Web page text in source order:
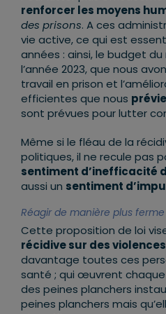
renforcer les moyens
des prisons. A ces
vie active, ce qui est
années : ainsi, le budget
l’année 2023, que nous
travail en prison et
efficientes que nous p
sont prévues pour lutter
Même si le fléau de la
politiques, il ne recule pas
sentiment d’inefficacité
aussi un sentiment
Réagir de manière plus
Cette proposition de loi
récidive sur des
davantage toutes ces
santé ; qui œuvrent
des peines planchers
peines planchers mais